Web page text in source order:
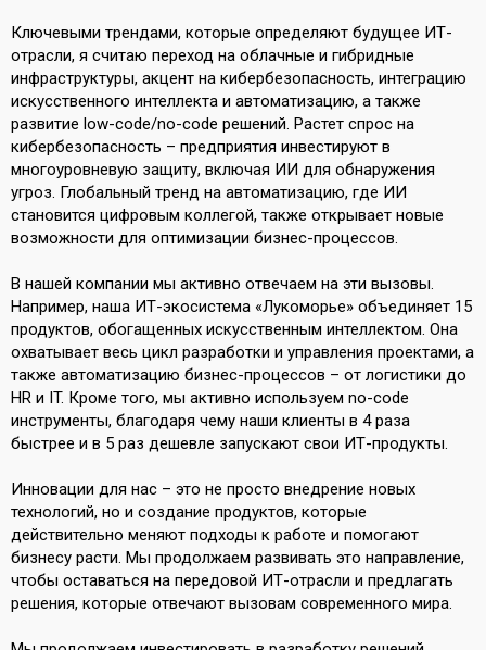
Ключевыми трендами, которые определяют будущее ИТ-
отрасли, я считаю переход на облачные и гибридные
инфраструктуры, акцент на кибербезопасность, интеграцию
искусственного интеллекта и автоматизацию, а также
развитие low-code/no-code решений. Растет спрос на
кибербезопасность – предприятия инвестируют в
многоуровневую защиту, включая ИИ для обнаружения
угроз. Глобальный тренд на автоматизацию, где ИИ
становится цифровым коллегой, также открывает новые
возможности для оптимизации бизнес-процессов.
В нашей компании мы активно отвечаем на эти вызовы.
Например, наша ИТ-экосистема «Лукоморье» объединяет 15
продуктов, обогащенных искусственным интеллектом. Она
охватывает весь цикл разработки и управления проектами, а
также автоматизацию бизнес-процессов – от логистики до
HR и IT. Кроме того, мы активно используем no-code
инструменты, благодаря чему наши клиенты в 4 раза
быстрее и в 5 раз дешевле запускают свои ИТ-продукты.
Инновации для нас – это не просто внедрение новых
технологий, но и создание продуктов, которые
действительно меняют подходы к работе и помогают
бизнесу расти. Мы продолжаем развивать это направление,
чтобы оставаться на передовой ИТ-отрасли и предлагать
решения, которые отвечают вызовам современного мира.